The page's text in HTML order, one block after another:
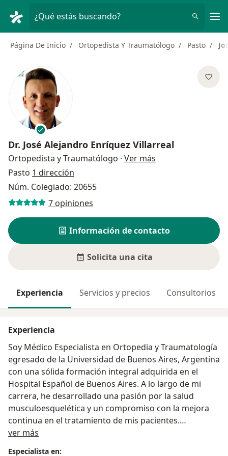
¿Qué estás buscando?
Página De Inicio Ortopedista Y Traumatólogo Pasto
Dr. José Alejandro Enríquez Villarreal
Ortopedista y Traumatólogo · Ver más
Pasto 1 dirección
Núm. Colegiado: 20655
7 opiniones
Información de contacto
Solicita una cita
Experiencia Servicios y precios Consultorios
Experiencia
Soy Médico Especialista en Ortopedia y Traumatología
egresado de la Universidad de Buenos Aires, Argentina
con una sólida formación integral adquirida en el
Hospital Español de Buenos Aires. A lo largo de mi
carrera, he desarrollado una pasión por la salud
musculoesquelética y un compromiso con la mejora
continua en el tratamiento de mis pacientes.
ver más
Especialista en: